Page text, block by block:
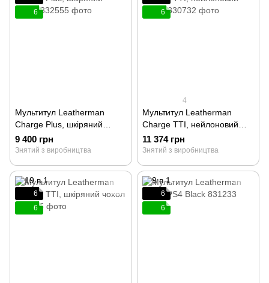
6
Мультитул Leatherman
Charge Plus, шкіряний
чохол 832555
9 400 грн
Знятий з виробництва
6
4
Мультитул Leatherman
Charge TTI, нейлоновий
чохол 830732
11 374 грн
Знятий з виробництва
6
6
6
6